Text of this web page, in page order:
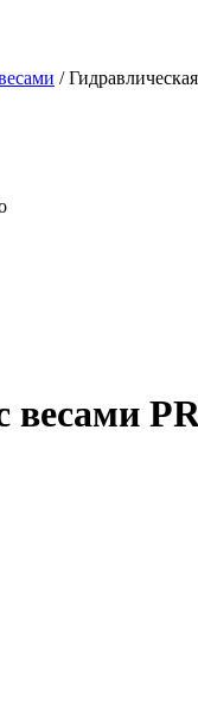
/
весами